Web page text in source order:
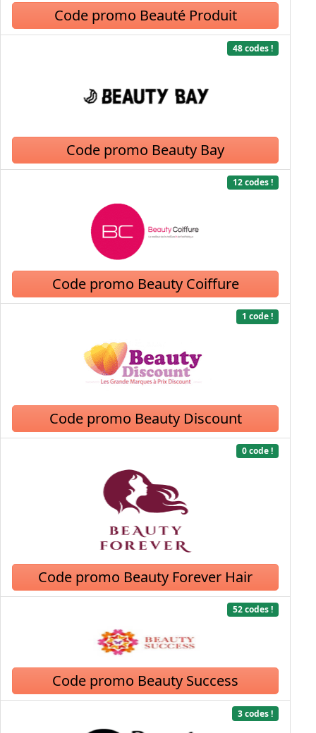
Code promo Beauté Produit
48 codes !
Code promo Beauty Bay
12 codes !
Code promo Beauty Coiffure
1 code !
Code promo Beauty Discount
0 code !
Code promo Beauty Forever Hair
52 codes !
Code promo Beauty Success
3 codes !